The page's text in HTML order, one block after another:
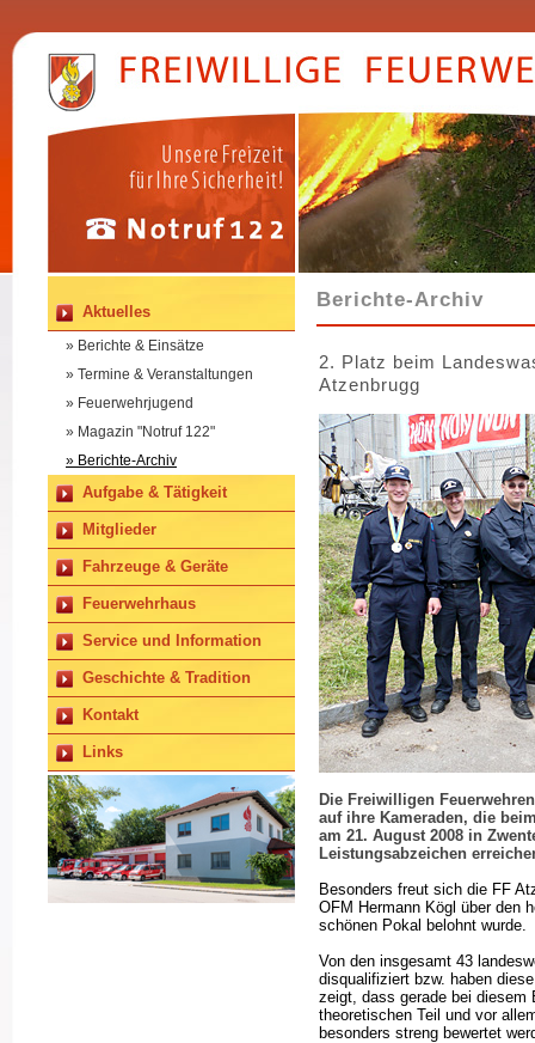
Aktuelles
» Berichte & Einsätze
» Termine & Veranstaltungen
» Feuerwehrjugend
» Magazin "Notruf 122"
» Berichte-Archiv
Aufgabe & Tätigkeit
Mitglieder
Fahrzeuge & Geräte
Feuerwehrhaus
Service und Information
Geschichte & Tradition
Kontakt
Links
Berichte-Archiv
2. Platz beim
Atzenbrugg
Die Freiwilligen
auf ihre Kameraden, die
am 21. August 2008 in
Leistungsabzeichen
Besonders freut sich die FF
OFM Hermann Kögl über den
schönen Pokal belohnt wurde.
Von den insgesamt 43
disqualifiziert bzw. haben
zeigt, dass gerade bei diesem
theoretischen Teil und vor
besonders streng bewertet